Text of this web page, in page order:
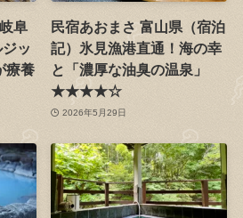
阜
ッ
療養
民宿あおまさ 富山県（宿泊
記）氷見漁港直通！海の幸
と「濃厚な油臭の温泉」
★★★★☆
2026年5月29日